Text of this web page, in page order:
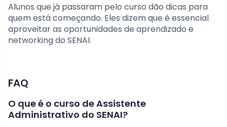
Alunos que já passaram pelo curso dão dicas para
quem está começando. Eles dizem que é essencial
aproveitar as oportunidades de aprendizado e
networking do SENAI.
FAQ
O que é o curso de Assistente
Administrativo do SENAI?